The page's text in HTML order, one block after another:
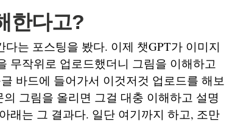
한다고?
는 포스팅을 봤다. 이제 챗GPT가 이미지
무작위로 업로드했더니 그림을 이해하고
바드에 들어가서 이것저것 업로드를 해보
그림을 올리면 그걸 대충 이해하고 설명
래는 그 결과다. 일단 여기까지 하고, 조만